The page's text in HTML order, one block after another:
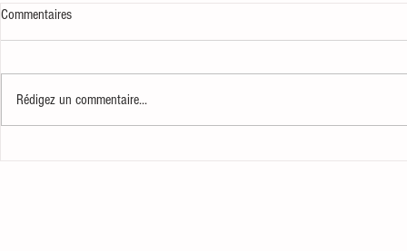
Commentaires
Rédigez un commentaire...